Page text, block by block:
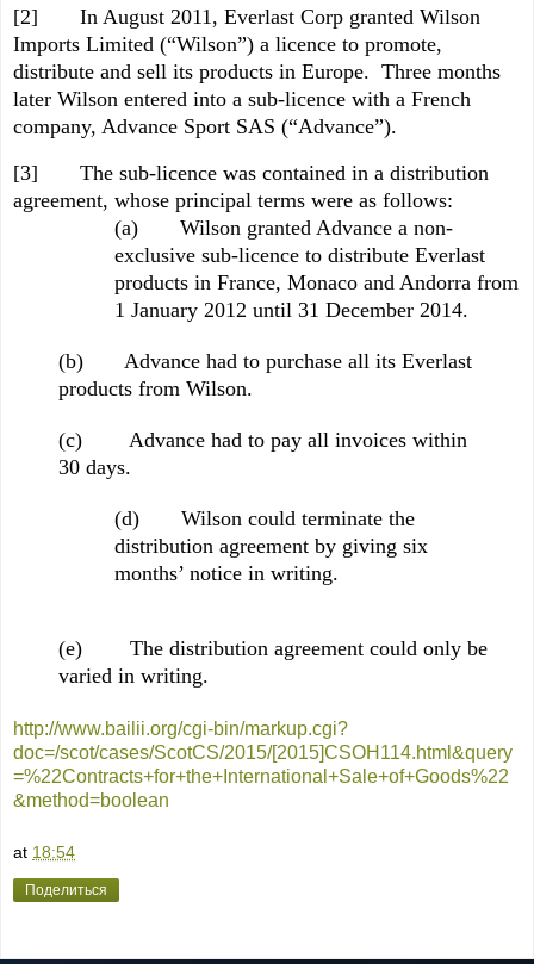
[2] In August 2011, Everlast Corp granted Wilson
Imports Limited (“Wilson”) a licence to promote,
distribute and sell its products in Europe. Three months
later Wilson entered into a sub-licence with a French
company, Advance Sport SAS (“Advance”).
[3] The sub-licence was contained in a distribution
agreement, whose principal terms were as follows:
(a) Wilson granted Advance a non-
exclusive sub-licence to distribute Everlast
products in France, Monaco and Andorra from
1 January 2012 until 31 December 2014.
(b) Advance had to purchase all its Everlast
products from Wilson.
(c) Advance had to pay all invoices within
30 days.
(d) Wilson could terminate the
distribution agreement by giving six
months’ notice in writing.
(e) The distribution agreement could only be
varied in writing.
http://www.bailii.org/cgi-bin/markup.cgi?
doc=/scot/cases/ScotCS/2015/[2015]CSOH114.html&query
=%22Contracts+for+the+International+Sale+of+Goods%22
&method=boolean
at 18:54
Поделиться